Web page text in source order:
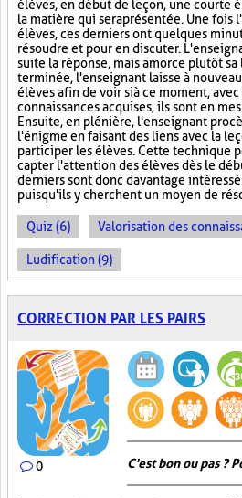
élèves, en début de leçon, une courte
la matière qui sera présentée. Une fois
élèves, ces derniers ont quelques
résoudre et pour en discuter.
suite la réponse, mais amorce plutôt
terminée, l'enseignant laisse à
élèves afin de voir si à ce moment,
connaissances acquises, ils sont en
Ensuite, en plénière, l'enseignant
l'énigme en faisant des liens avec la
participer les élèves. Cette technique
capter l'attention des élèves dès le
derniers sont donc davantage
puisqu'ils y cherchent un moyen de
Quiz (6) Valorisation des
Ludification (9)
CORRECTION PAR LES PAIRS
0 C'est bon ou pas ?